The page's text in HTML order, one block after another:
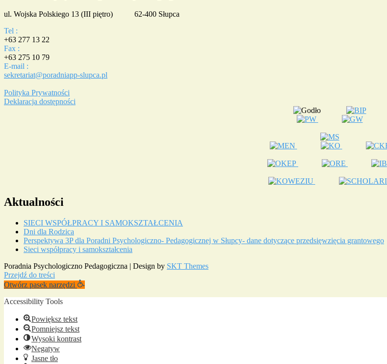
ul. Wojska Polskiego 13 (III piętro) 62-400 Słupca
Tel :
+63 277 13 22
Fax :
+63 275 10 79
E-mail :
sekretariat@poradniapp-slupca.pl
Polityka Prywatności
Deklaracja dostępności
Aktualności
SIECI WSPÓŁPRACY I SAMOKSZTAŁCENIA
Dni dla Rodzica
Perspektywa 3P dla Poradni Psychologiczno- Pedagogicznej w Słupcy- dane dotyczące przedsięwzięcia grantowego
Sieci współpracy i samokształcenia
Poradnia Psychologiczno Pedagogiczna | Design by SKT Themes
Przejdź do treści
Otwórz pasek narzędzi
Accessibility Tools
Powiększ tekst
Pomniejsz tekst
Wysoki kontrast
Negatyw
Jasne tło